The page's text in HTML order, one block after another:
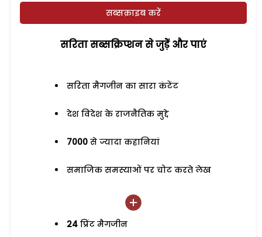
सब्सक्राइब करें
सरिता सब्सक्रिप्शन से जुड़ेें और पाएं
सरिता मैगजीन का सारा कंटेंट
देश विदेश के राजनैतिक मुद्दे
7000 से ज्यादा कहानियां
समाजिक समस्याओं पर चोट करते लेख
24 प्रिंट मैगजीन